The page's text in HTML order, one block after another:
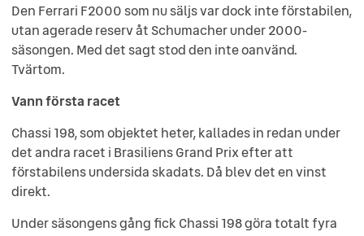
Den Ferrari F2000 som nu säljs var dock inte förstabilen,
utan agerade reserv åt Schumacher under 2000-
säsongen. Med det sagt stod den inte oanvänd.
Tvärtom.
Vann första racet
Chassi 198, som objektet heter, kallades in redan under
det andra racet i Brasiliens Grand Prix efter att
förstabilens undersida skadats. Då blev det en vinst
direkt.
Under säsongens gång fick Chassi 198 göra totalt fyra